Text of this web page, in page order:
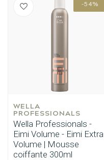
-54%
WELLA
PROFESSIONALS
Wella Professionals -
Eimi Volume - Eimi Extra
Volume | Mousse
coiffante 300ml